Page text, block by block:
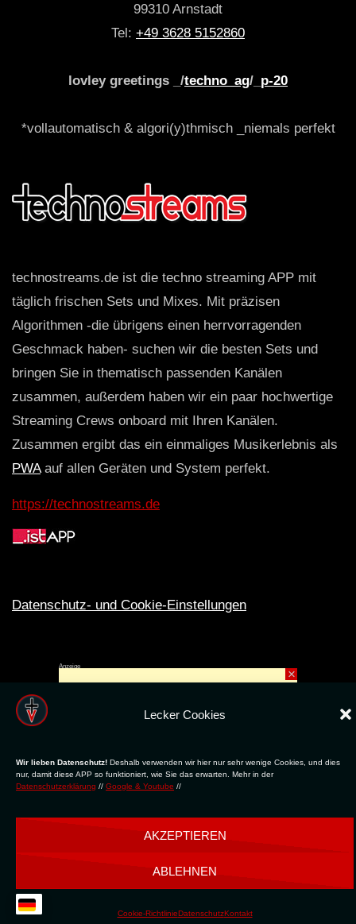
Lecker Cookies
Wir lieben Datenschutz! Deshalb verwenden wir hier nur sehr wenige Cookies, und dies
nur, damit diese APP so funktioniert, wie Sie das erwarten. Mehr in der
Datenschutzerklärung // Google & Youtube //
AKZEPTIEREN
ABLEHNEN
Cookie-RichtlinieDatenschutzKontakt
99310 Arnstadt
Tel: +49 3628 5152860
lovley greetings _/techno_ag/_ p-20
*vollautomatisch & algori(y)thmisch _niemals perfekt
technostreams.de ist die techno streaming APP mit
täglich frischen Sets und Mixes. Mit präzisen
Algorithmen -die übrigens einen herrvorragenden
Geschmack haben- suchen wir die besten Sets und
bringen Sie in thematisch passenden Kanälen
zusammen, außerdem haben wir ein paar hochwertige
Streaming Crews onboard mit Ihren Kanälen.
Zusammen ergibt das ein einmaliges Musikerlebnis als
PWAauf allen Geräten und System perfekt.
https://technostreams.de
Datenschutz- und Cookie-Einstellungen
Anzeige
×